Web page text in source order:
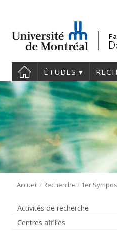
ÉTUDES
Accueil / Recherche /
Activités de recherche
Centres affiliés